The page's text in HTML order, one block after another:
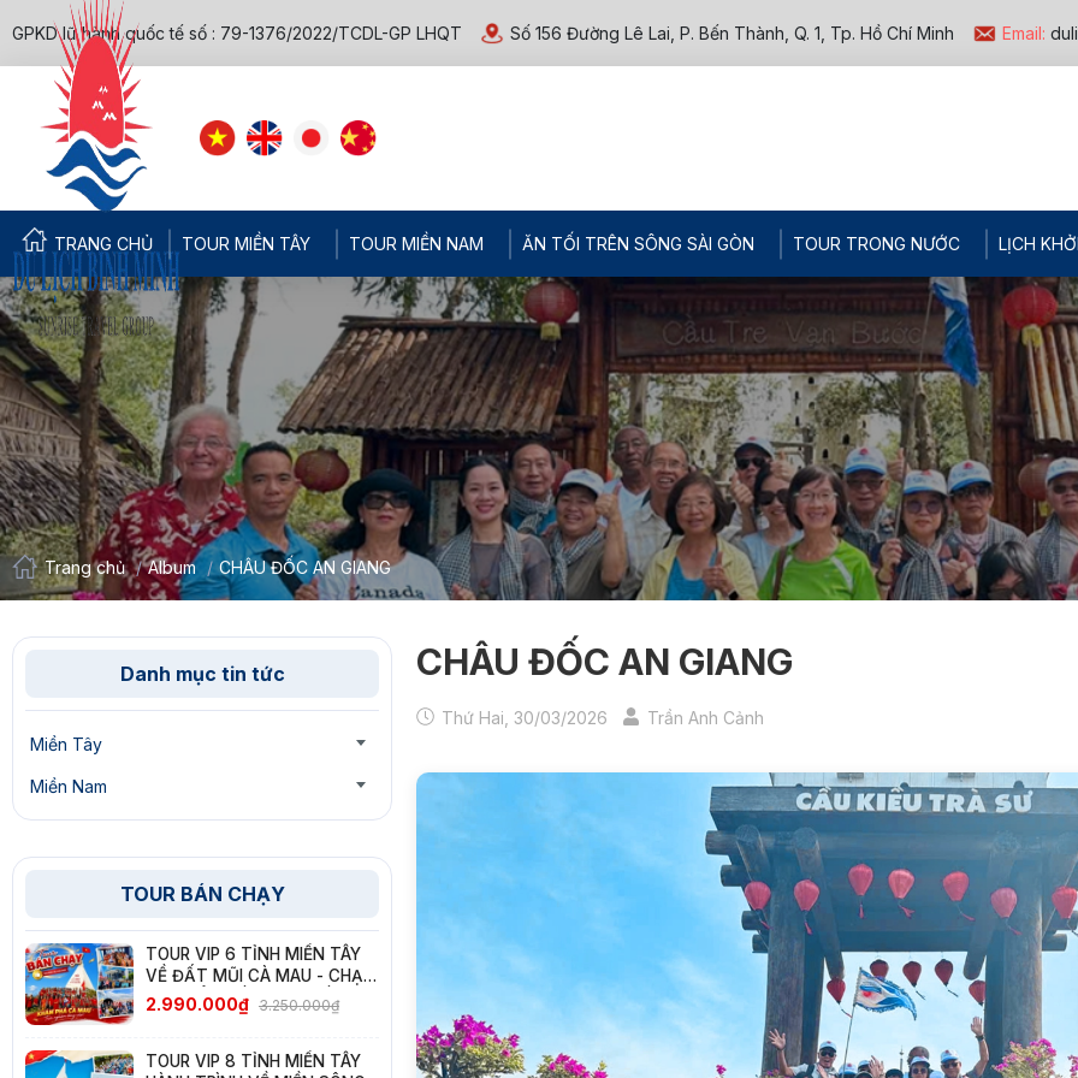
GPKD lữ hành quốc tế số : 79-1376/2022/TCDL-GP LHQT Số 156 Đường Lê Lai, P. Bến Thành, Q. 1, Tp. Hồ Chí Minh Email:
TRANG CHỦ TOUR MIỀN TÂY TOUR MIỀN NAM ĂN TỐI TRÊN SÔNG SÀI GÒN TOUR TRONG NƯỚC LỊCH
Trang chủ / Album / CHÂU ĐỐC AN GIANG
Danh mục tin tức
Miền Tây
Miền Nam
TOUR BÁN CHẠY
TOUR VIP 6 TỈNH MIỀN TÂY
VỀ ĐẤT MŨI CÀ MAU - CHẠM
VÀO TỔ QUỐC NƠI CUỐI TRỜI
2.990.000₫ 3.250.000₫
TOUR VIP 8 TỈNH MIỀN TÂY
CHÂU ĐỐC AN GIANG
Thứ Hai, 30/03/2026 Trần Anh Cảnh